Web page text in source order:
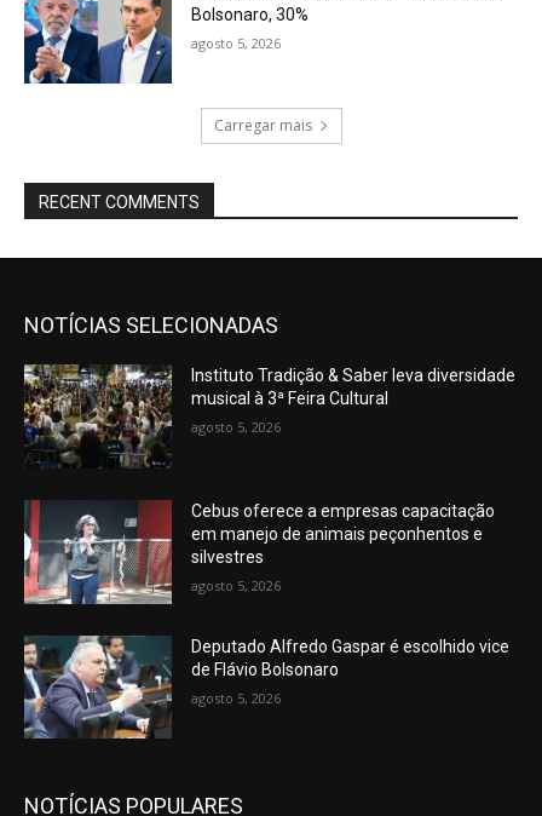
Bolsonaro, 30%
agosto 5, 2026
Carregar mais
RECENT COMMENTS
NOTÍCIAS SELECIONADAS
Instituto Tradição & Saber leva diversidade
musical à 3ª Feira Cultural
agosto 5, 2026
Cebus oferece a empresas capacitação
em manejo de animais peçonhentos e
silvestres
agosto 5, 2026
Deputado Alfredo Gaspar é escolhido vice
de Flávio Bolsonaro
agosto 5, 2026
NOTÍCIAS POPULARES